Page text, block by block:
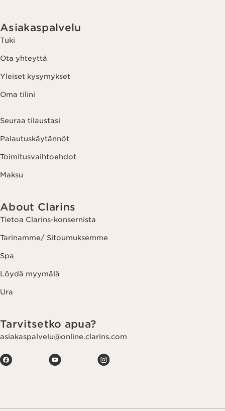
Asiakaspalvelu
Tuki
Ota yhteyttä
Yleiset kysymykset
Oma tilini
Seuraa tilaustasi
Palautuskäytännöt
Toimitusvaihtoehdot
Maksu
About Clarins
Tietoa Clarins-konsernista
Tarinamme/ Sitoumuksemme
Spa
Löydä myymälä
Ura
Tarvitsetko apua?
asiakaspalvelu@online.clarins.com